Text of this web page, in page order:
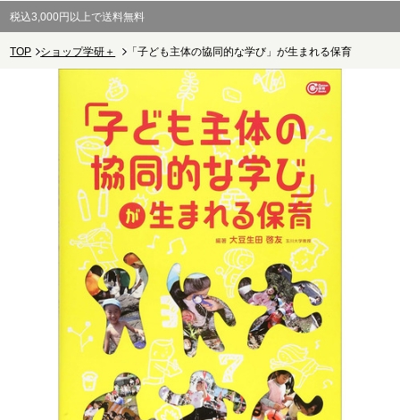
税込3,000円以上で送料無料
TOP ショップ学研＋ 「子ども主体の協同的な学び」が生まれる保育